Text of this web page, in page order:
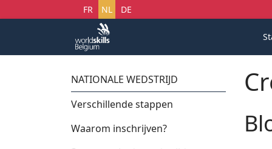
Selecteer uw taal
FR NL DE
NATIONALE WEDSTRIJD
Verschillende stappen
Waarom inschrijven?